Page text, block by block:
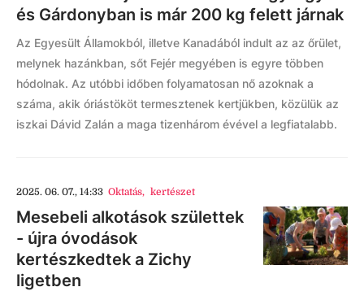
és Gárdonyban is már 200 kg felett járnak
Az Egyesült Államokból, illetve Kanadából indult az az őrület,
melynek hazánkban, sőt Fejér megyében is egyre többen
hódolnak. Az utóbbi időben folyamatosan nő azoknak a
száma, akik óriástököt termesztenek kertjükben, közülük az
iszkai Dávid Zalán a maga tizenhárom évével a legfiatalabb.
2025. 06. 07., 14:33 Oktatás, kertészet
Mesebeli alkotások születtek
- újra óvodások
kertészkedtek a Zichy
ligetben